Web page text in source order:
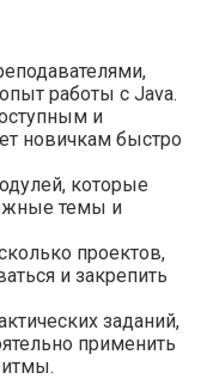
работы с Java.
и
новичкам быстро
которые
темы и
проектов,
и закрепить
заданий,
применить